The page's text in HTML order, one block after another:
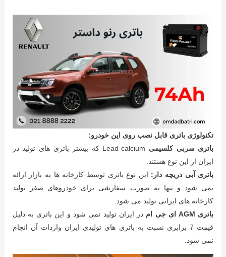
تکنولوژی باتری قابل نصب روی این خودرو:
باتری سربی کلسیمی
Lead-calcium که بیشتر باتری های تولید در
ایران از این نوع هستند.
باتری آبی دریچه دار: این نوع باتری توسط کارخانه ها به بازار ارائه
نمی شود و تنها به صورت سفارشی برای خودروهای صفر تولید
کارخانه های ایرانی تولید می شود.
باتری AGM ای جی ام
در ایران تولید نمی شود و این باتری به دلیل
قیمت 7 برابری نسبت به باتری های تولیدی ایران واردات آن انجام
نمی شود.